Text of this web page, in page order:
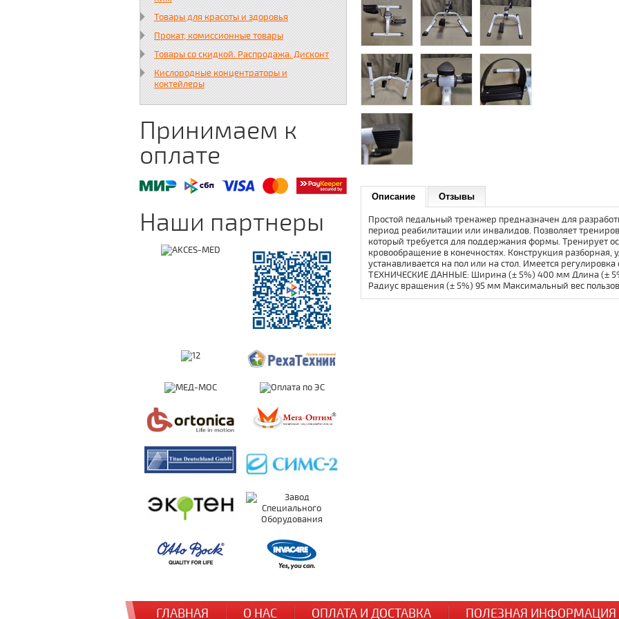
Товары для красоты и здоровья
Прокат, комиссионные товары
Товары со скидкой. Распродажа. Дисконт
Кислородные концентраторы и
коктейлеры
Принимаем к
оплате
Наши партнеры
Описание Отзывы
Простой педальный тренажер предназначен для
период реабилитации или инвалидов. Позволяет
который требуется для поддержания формы. Тренирует
кровообращение в конечностях. Конструкция разборная,
устанавливается на пол или на стол. Имеется
ТЕХНИЧЕСКИЕ ДАННЫЕ: Ширина (± 5%) 400 мм Длина (±
Радиус вращения (± 5%) 95 мм Максимальный вес
ГЛАВНАЯ О НАС ОПЛАТА И ДОСТАВКА ПОЛЕЗНАЯ ИНФОРМАЦИЯ